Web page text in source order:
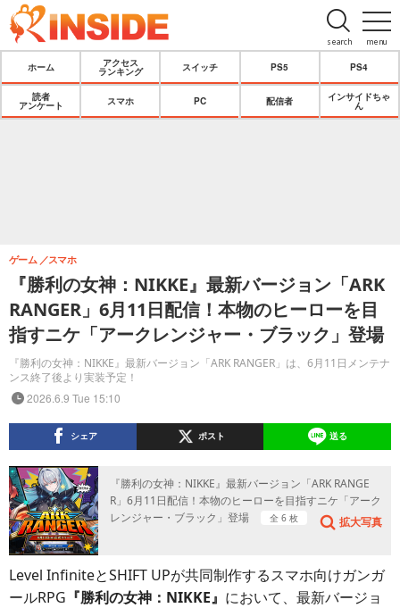
menu
search
ホーム
アクセス
ランキング
スイッチ PS5 PS4
読者
アンケート
スマホ PC 配信者
インサイドちゃ
ん
『勝利の女神：NIKKE』最新バージョン「ARK
RANGER」6月11日配信！本物のヒーローを目
指すニケ「アークレンジャー・ブラック」登場
『勝利の女神：NIKKE』最新バージョン「ARK RANGER」は、6月11日メンテナ
ンス終了後より実装予定！
ゲーム スマホ
2026.6.9 Tue 15:10
シェア ポスト 送る
『勝利の女神：NIKKE』最新バージョン「ARK RANGE
R」6月11日配信！本物のヒーローを目指すニケ「アーク
レンジャー・ブラック」登場
全 6 枚 拡大写真
Level InfiniteとSHIFT UPが共同制作するスマホ向けガンガ
ールRPG 『勝利の女神：NIKKE』 において、最新バージョ